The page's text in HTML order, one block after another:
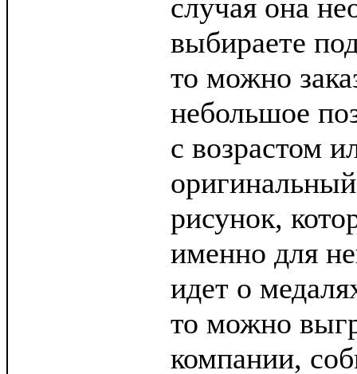
случая она
выбираете
то можно
небольшое
с возрастом
рисунок,
именно для
идет о
то можно
компании,